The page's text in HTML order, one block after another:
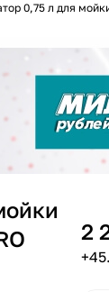
0,75 л для
2